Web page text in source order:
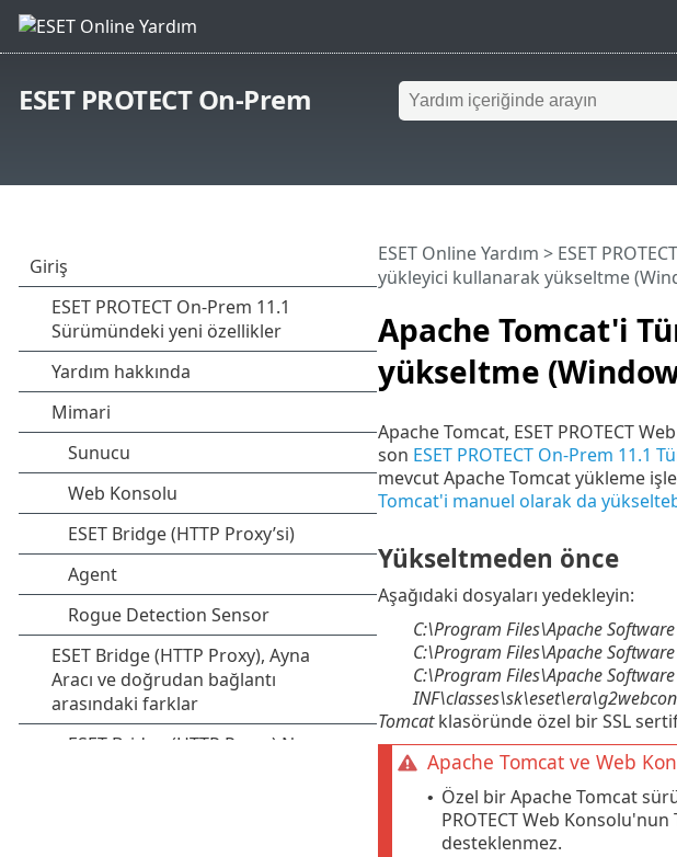
ESET PROTECT On-Prem
Apache Tomcat'i
yükseltme
ESET Online Yardım > ESET
yükleyici kullanarak yükseltme
Apache Tomcat, ESET PROTECT
son ESET PROTECT On-Prem 11.1
mevcut Apache Tomcat yükleme
Tomcat'i manuel olarak da
Yükseltmeden önce
Aşağıdaki dosyaları yedekleyin:
C:\Program Files\Apache
C:\Program Files\Apache
C:\Program Files\Apache
Tomcatklasöründe özel bir SSL
Apache Tomcat ve Web
• Özel bir Apache Tomcat
PROTECT Web
desteklenmez.